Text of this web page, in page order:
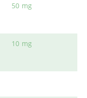
50 mg
10 mg